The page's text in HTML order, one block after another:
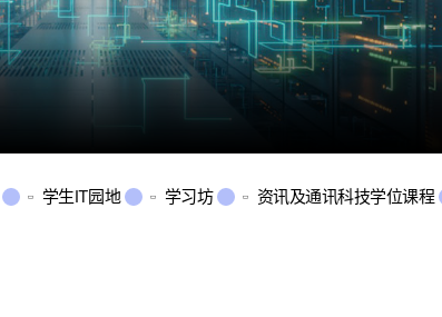
学生IT园地 学习坊 资讯及通讯科技学位课程